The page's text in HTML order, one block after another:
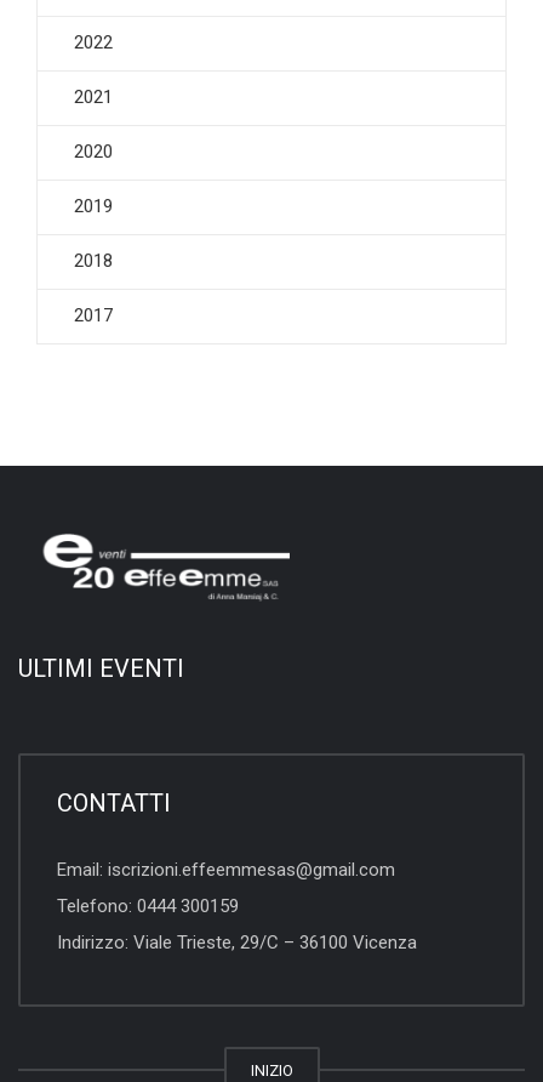
2022
2021
2020
2019
2018
2017
ULTIMI EVENTI
CONTATTI
Email: iscrizioni.effeemmesas@gmail.com
Telefono: 0444 300159
Indirizzo: Viale Trieste, 29/C – 36100 Vicenza
INIZIO